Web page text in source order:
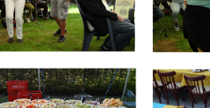
Branding
ARMCHAIR